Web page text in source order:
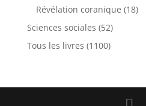
Révélation coranique (18)
Sciences sociales (52)
Tous les livres (1100)